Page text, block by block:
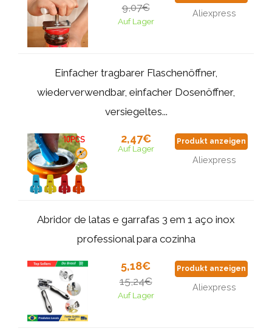
9,07€
Auf Lager
Aliexpress
Einfacher tragbarer Flaschenöffner,
wiederverwendbar, einfacher Dosenöffner,
versiegeltes...
2,47€
Auf Lager
Produkt anzeigen
Aliexpress
Abridor de latas e garrafas 3 em 1 aço inox
professional para cozinha
5,18€
15,24€
Auf Lager
Produkt anzeigen
Aliexpress